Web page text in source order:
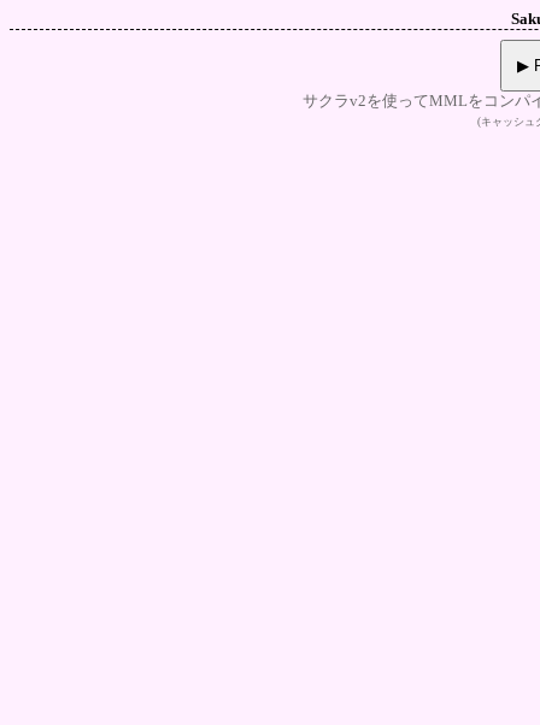
▶
サクラv2を使ってMMLをコンパ
(キャッシュ